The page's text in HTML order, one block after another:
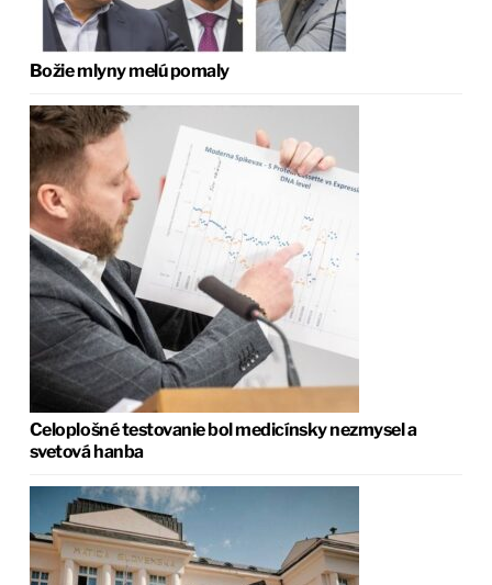
Božie mlyny melú pomaly
Celoplošné testovanie bol medicínsky nezmysel a
svetová hanba